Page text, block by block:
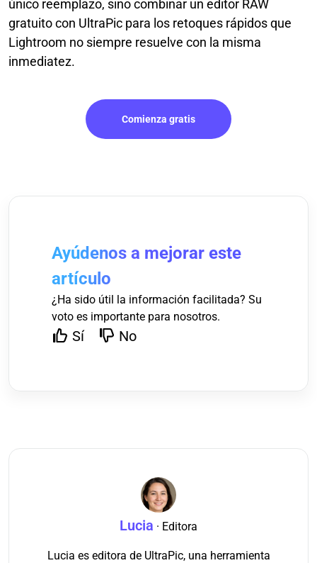
único reemplazo, sino combinar un editor RAW
gratuito con UltraPic para los retoques rápidos que
Lightroom no siempre resuelve con la misma
inmediatez.
Comienza gratis
Ayúdenos a mejorar este
artículo
¿Ha sido útil la información facilitada? Su
voto es importante para nosotros.
Sí No
Lucia · Editora
Lucia es editora de UltraPic, una herramienta